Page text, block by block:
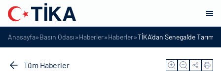
Anasayfa»Basın Odası»Haberler»Haberler»TİKA'dan Senegal'de
Tüm Haberler